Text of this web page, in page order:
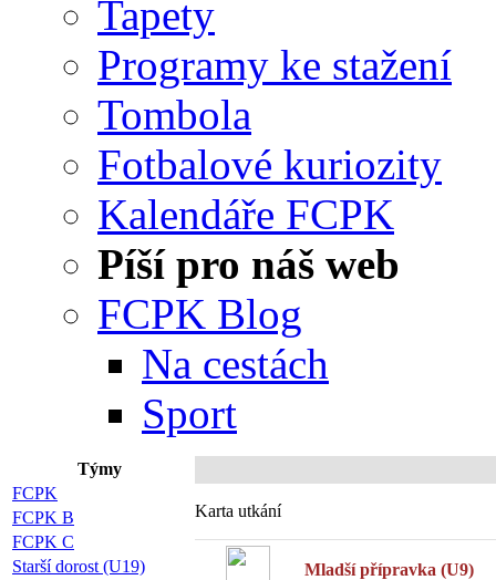
Tapety
Programy ke stažení
Tombola
Fotbalové kuriozity
Kalendáře FCPK
Píší pro náš web
FCPK Blog
Na cestách
Sport
Týmy
FCPK
FCPK B
FCPK C
Starší dorost (U19)
Karta utkání
Mladší přípravka (U9)